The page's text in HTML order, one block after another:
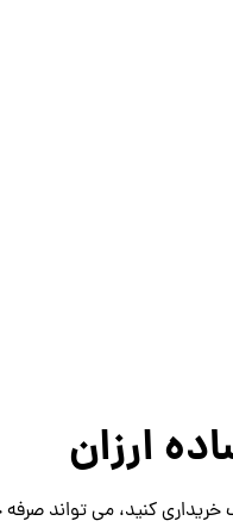
ارزان
کنید، می تواند صرفه